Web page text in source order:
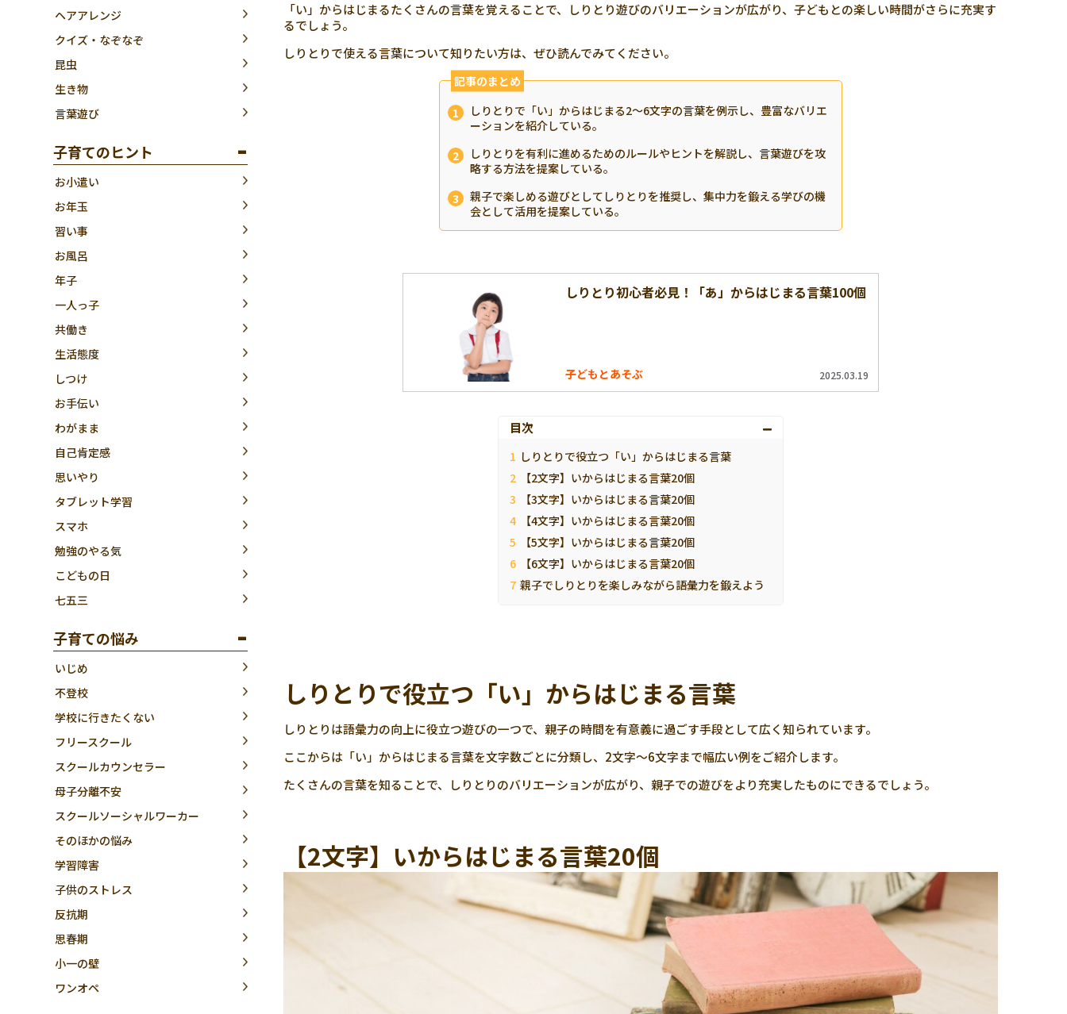
ヘアアレンジ
クイズ・なぞなぞ
昆虫
生き物
言葉遊び
子育てのヒント
お小遣い
お年玉
習い事
お風呂
年子
一人っ子
共働き
生活態度
しつけ
お手伝い
わがまま
自己肯定感
思いやり
タブレット学習
スマホ
勉強のやる気
こどもの日
七五三
子育ての悩み
いじめ
不登校
学校に行きたくない
フリースクール
スクールカウンセラー
母子分離不安
スクールソーシャルワーカー
そのほかの悩み
学習障害
子供のストレス
反抗期
思春期
小一の壁
ワンオペ
「い」からはじまるたくさんの言葉を覚えることで、しりとり遊びのバリエーションが広がり、子どもとの楽しい時間がさらに充実す
るでしょう。
しりとりで使える言葉について知りたい方は、ぜひ読んでみてください。
記事のまとめ
しりとりで「い」からはじまる2～6文字の言葉を例示し、豊富なバリエ
ーションを紹介している。
しりとりを有利に進めるためのルールやヒントを解説し、言葉遊びを攻
略する方法を提案している。
親子で楽しめる遊びとしてしりとりを推奨し、集中力を鍛える学びの機
会として活用を提案している。
しりとり初心者必見！「あ」からはじまる言葉100個
子どもとあそぶ 2025.03.19
目次
しりとりで役立つ「い」からはじまる言葉
【2文字】いからはじまる言葉20個
【3文字】いからはじまる言葉20個
【4文字】いからはじまる言葉20個
【5文字】いからはじまる言葉20個
【6文字】いからはじまる言葉20個
親子でしりとりを楽しみながら語彙力を鍛えよう
しりとりで役立つ「い」からはじまる言葉
しりとりは語彙力の向上に役立つ遊びの一つで、親子の時間を有意義に過ごす手段として広く知られています。
ここからは「い」からはじまる言葉を文字数ごとに分類し、2文字～6文字まで幅広い例をご紹介します。
たくさんの言葉を知ることで、しりとりのバリエーションが広がり、親子での遊びをより充実したものにできるでしょう。
【2文字】いからはじまる言葉20個